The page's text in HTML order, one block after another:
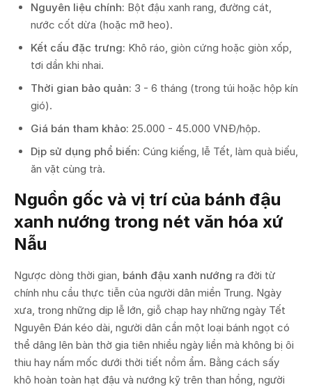
Nguyên liệu chính: Bột đậu xanh rang, đường cát,
nước cốt dừa (hoặc mỡ heo).
Kết cấu đặc trưng: Khô ráo, giòn cứng hoặc giòn xốp,
tơi dần khi nhai.
Thời gian bảo quản: 3 - 6 tháng (trong túi hoặc hộp kín
gió).
Giá bán tham khảo: 25.000 - 45.000 VNĐ/hộp.
Dịp sử dụng phổ biến: Cúng kiếng, lễ Tết, làm quà biếu,
ăn vặt cùng trà.
Nguồn gốc và vị trí của bánh đậu
xanh nướng trong nét văn hóa xứ
Nẫu
Ngược dòng thời gian, bánh đậu xanh nướng ra đời từ
chính nhu cầu thực tiễn của người dân miền Trung. Ngày
xưa, trong những dịp lễ lớn, giỗ chạp hay những ngày Tết
Nguyên Đán kéo dài, người dân cần một loại bánh ngọt có
thể dâng lên bàn thờ gia tiên nhiều ngày liền mà không bị ôi
thiu hay nấm mốc dưới thời tiết nồm ẩm. Bằng cách sấy
khô hoàn toàn hạt đậu và nướng kỹ trên than hồng, người